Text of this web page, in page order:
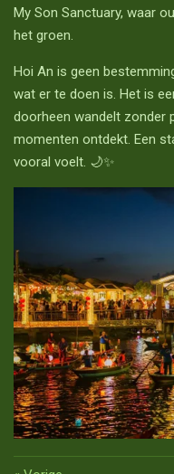
My Son Sanctuary, waar
het groen.
Hoi An is geen
wat er te doen is. Het is
doorheen wandelt zonder
momenten ontdekt. Een
vooral voelt. 🌙✨